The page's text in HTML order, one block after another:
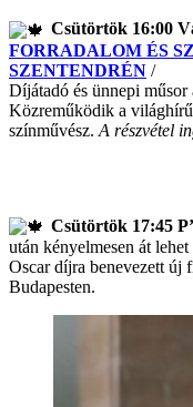
Csütörtök 16:00
FORRADALOM ÉS
SZENTENDRÉN /
Díjátadó és ünnepi műsor
Közreműködik a
színművész. A részvétel
Csütörtök 17:45
után kényelmesen át
Oscar díjra benevezett új
Budapesten.